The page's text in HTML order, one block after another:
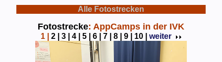
Alle Fotostrecken
Fotostrecke: AppCamps in der IVK
1| 2 | 3 | 4 | 5 | 6 | 7 | 8 | 9 | 10 | weiter